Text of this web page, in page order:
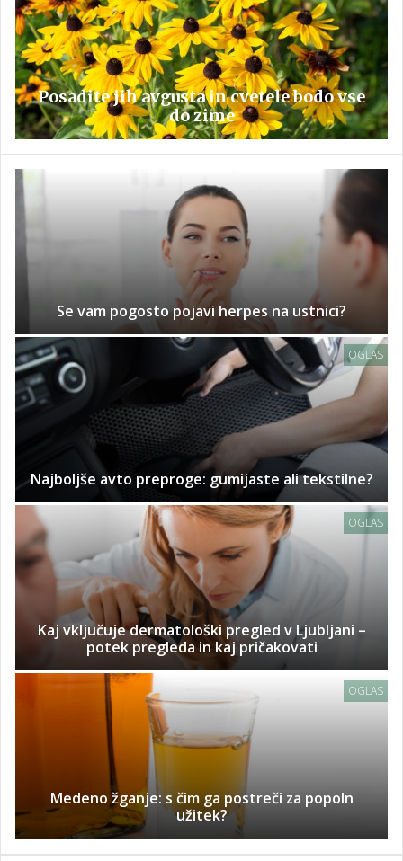
Posadite jih avgusta in cvetele bodo vse
do zime
Se vam pogosto pojavi herpes na ustnici?
OGLAS
Najboljše avto preproge: gumijaste ali tekstilne?
OGLAS
Kaj vključuje dermatološki pregled v Ljubljani –
potek pregleda in kaj pričakovati
OGLAS
Medeno žganje: s čim ga postreči za popoln
užitek?